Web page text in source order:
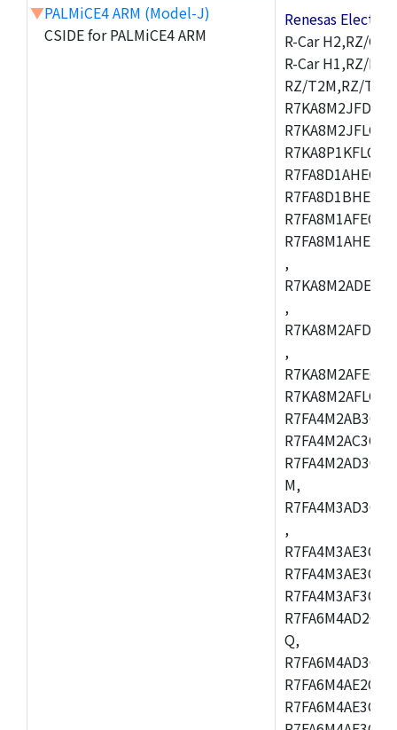
▼PALMiCE4 ARM (Model-J)
CSIDE for PALMiCE4 ARM
Renesas
R-Car H2,RZ/
R-Car H1,RZ/
RZ/T2M,RZ/
,
,
,
M,
,
Q,